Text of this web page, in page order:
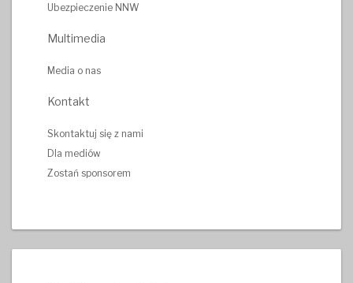
Ubezpieczenie NNW
Multimedia
Media o nas
Kontakt
Skontaktuj się z nami
Dla mediów
Zostań sponsorem